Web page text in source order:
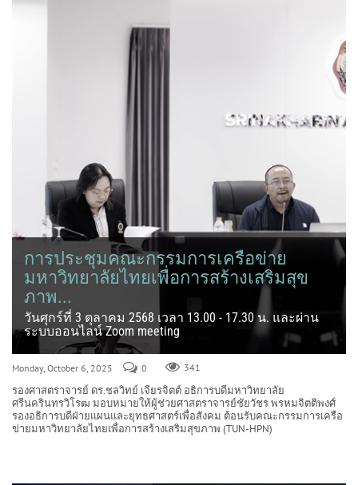
การประชุมคณะกรรมการเครือข่าย
มหาวิทยาลัยไทยเพื่อการสร้างเสริมสุข
ภาพ...
วันศุกร์ที่ 3 ตุลาคม 2568 เวลา 13.00 - 17.30 น. และผ่าน
ระบบออนไลน์ Zoom meeting
Monday, October 6, 2025 0 341
รองศาสตราจารย์ ดร.ชลวิทย์ เจียรจิตต์ อธิการบดีมหาวิทยาลัย
ศรีนครินทรวิโรฒ มอบหมายให้ผู้ช่วยศาสตราจารย์ชัยวัชร พรหมจิตติพงศ์
รองอธิการบดีฝ่ายแผนและยุทธศาสตร์เพื่อสังคม ต้อนรับคณะกรรมการเครือ
ข่ายมหาวิทยาลัยไทยเพื่อการสร้างเสริมสุขภาพ (TUN-HPN)